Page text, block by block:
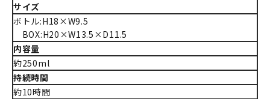
サイズ
ボトル:H18×W9.5
BOX:H20×W13.5×D11.5
内容量
約250ml
持続時間
約10時間